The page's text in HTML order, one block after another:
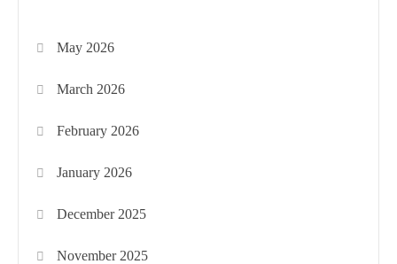
May 2026
March 2026
February 2026
January 2026
December 2025
November 2025